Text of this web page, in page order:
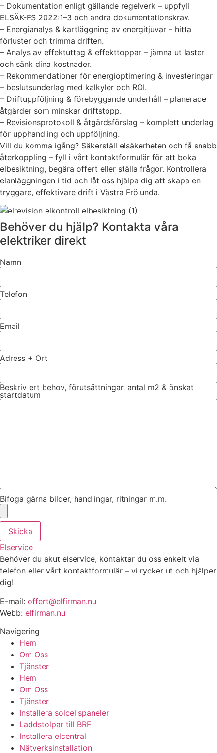
– Dokumentation enligt gällande regelverk – uppfyll
ELSÄK-FS 2022:1–3 och andra dokumentationskrav.
– Energianalys & kartläggning av energitjuvar – hitta
förluster och trimma driften.
– Analys av effektuttag & effekttoppar – jämna ut laster
och sänk dina kostnader.
– Rekommendationer för energioptimering & investeringar
– beslutsunderlag med kalkyler och ROI.
– Driftuppföljning & förebyggande underhåll – planerade
åtgärder som minskar driftstopp.
– Revisionsprotokoll & åtgärdsförslag – komplett underlag
för upphandling och uppföljning.
Vill du komma igång? Säkerställ elsäkerheten och få snabb
återkoppling – fyll i vårt kontaktformulär för att boka
elbesiktning, begära offert eller ställa frågor. Kontrollera
elanläggningen i tid och låt oss hjälpa dig att skapa en
tryggare, effektivare drift i Västra Frölunda.
Behöver du hjälp? Kontakta våra
elektriker direkt
Namn
Telefon
Email
Adress + Ort
Beskriv ert behov, förutsättningar, antal m2 & önskat
startdatum
Bifoga gärna bilder, handlingar, ritningar m.m.
Skicka
Elservice
Behöver du akut elservice, kontaktar du oss enkelt via
telefon eller vårt kontaktformulär – vi rycker ut och hjälper
dig!
E-mail: offert@elfirman.nu
Webb: elfirman.nu
Navigering
Hem
Om Oss
Tjänster
Hem
Om Oss
Tjänster
Installera solcellspaneler
Laddstolpar till BRF
Installera elcentral
Nätverksinstallation